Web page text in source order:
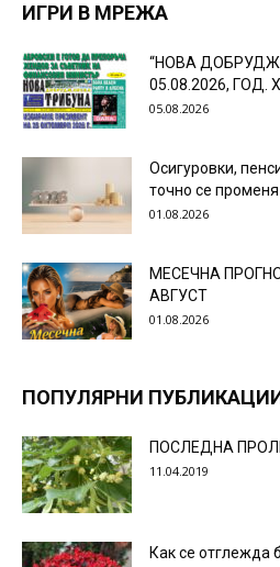
ИГРИ В МРЕЖА
“НОВА
05.08.2026, ГОД.
05.08.2026
Осигуровки,
точно се променя
01.08.2026
МЕСЕЧНА
АВГУСТ
01.08.2026
ПОПУЛЯРНИ
ПОСЛЕДНА
11.04.2019
Как се отглежда